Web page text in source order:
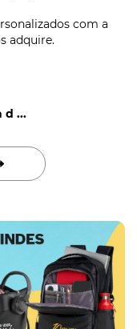
com a
adquire.
d ...